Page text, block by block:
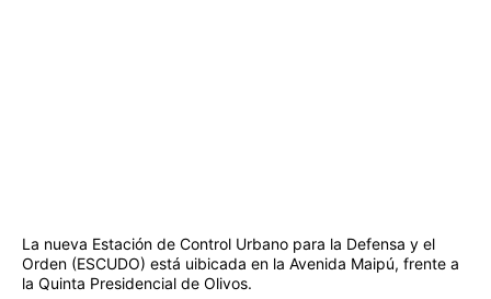
La nueva Estación de Control Urbano para la Defensa y el
Orden (ESCUDO) está uibicada en la Avenida Maipú, frente a
la Quinta Presidencial de Olivos.